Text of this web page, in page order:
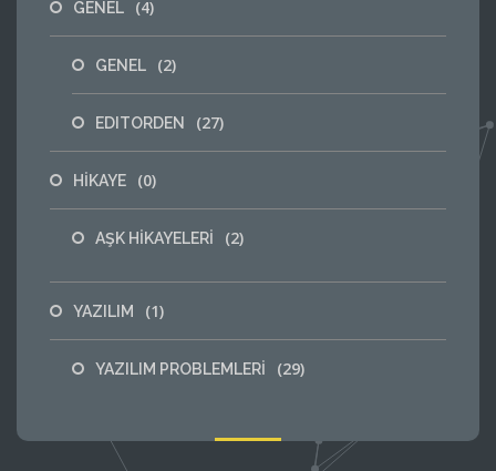
GENEL (4)
GENEL (2)
EDITORDEN (27)
HİKAYE (0)
AŞK HİKAYELERİ (2)
YAZILIM (1)
YAZILIM PROBLEMLERİ (29)